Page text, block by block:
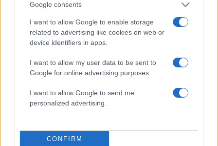
Google consents
I want to allow Google to enable storage
related to advertising like cookies on web or
device identifiers in apps.
I want to allow my user data to be sent to
Google for online advertising purposes.
I want to allow Google to send me
personalized advertising.
CONFIRM
Όροι Χρήσης . Το site προστατεύεται από reCAPTCHA, ισχύουν
Αθλητικά
ΓΕΡΜΑΝΙΑ
ΚΟΥΡΑΣΑΟ
Share:
Ακολουθήστε το Νewsit.gr στοGoogle News
ενημερωθείτε πρώτοι για όλη την ειδησεογραφία και τα